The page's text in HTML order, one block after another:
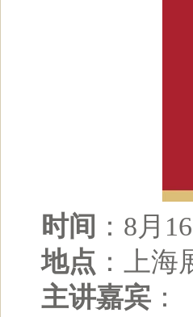
时间 ：8月
地点 ：上
主讲嘉宾 ：